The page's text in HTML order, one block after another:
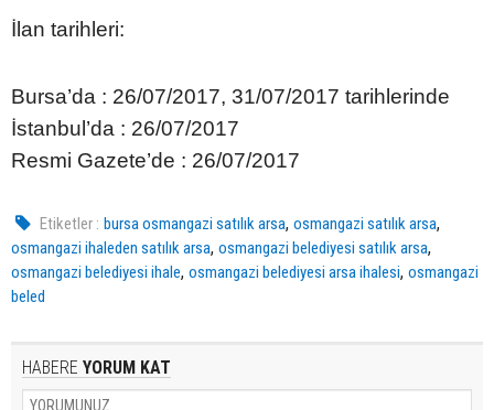
İlan tarihleri:
Bursa’da : 26/07/2017, 31/07/2017 tarihlerinde
İstanbul’da : 26/07/2017
Resmi Gazete’de : 26/07/2017
Etiketler : bursa osmangazi satılık arsa,osmangazi satılık arsa,
osmangazi ihaleden satılık arsa, osmangazi belediyesi satılık arsa,
osmangazi belediyesi ihale, osmangazi belediyesi arsa ihalesi, osmangazi
beled
HABERE YORUM KAT